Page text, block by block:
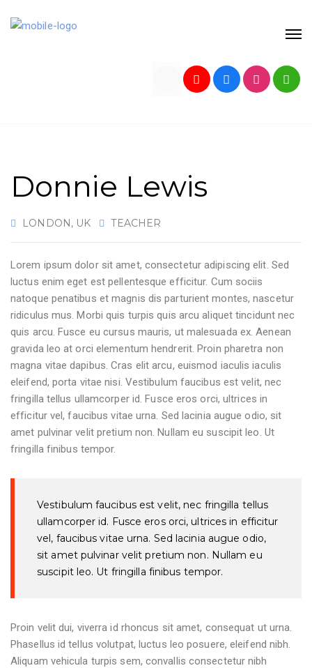
Donnie Lewis
LONDON, UK TEACHER
Lorem ipsum dolor sit amet, consectetur adipiscing elit. Sed
luctus enim eget est pellentesque efficitur. Cum sociis
natoque penatibus et magnis dis parturient montes, nascetur
ridiculus mus. Morbi quis turpis quis arcu aliquet tincidunt nec
quis arcu. Fusce eu cursus mauris, ut malesuada ex. Aenean
gravida leo at orci elementum hendrerit. Proin pharetra non
magna vitae dapibus. Cras elit arcu, euismod iaculis iaculis
eleifend, porta vitae nisi. Vestibulum faucibus est velit, nec
fringilla tellus ullamcorper id. Fusce eros orci, ultrices in
efficitur vel, faucibus vitae urna. Sed lacinia augue odio, sit
amet pulvinar velit pretium non. Nullam eu suscipit leo. Ut
fringilla finibus tempor.
Vestibulum faucibus est velit, nec fringilla tellus
ullamcorper id. Fusce eros orci, ultrices in efficitur
vel, faucibus vitae urna. Sed lacinia augue odio,
sit amet pulvinar velit pretium non. Nullam eu
suscipit leo. Ut fringilla finibus tempor.
Proin velit dui, viverra id rhoncus sit amet, consequat ut urna.
Phasellus id tellus volutpat, luctus leo posuere, eleifend nibh.
Aliquam vehicula turpis sem, convallis consectetur nibh